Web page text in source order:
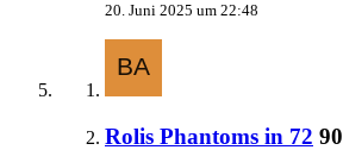
20. Juni 2025 um 22:48
Rolis Phantoms in 72 90